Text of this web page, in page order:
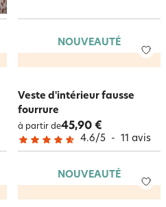
NOUVEAUTÉ
Veste d'intérieur fausse
fourrure
à partir de45,90 €
4.6/5 - 11 avis
NOUVEAUTÉ